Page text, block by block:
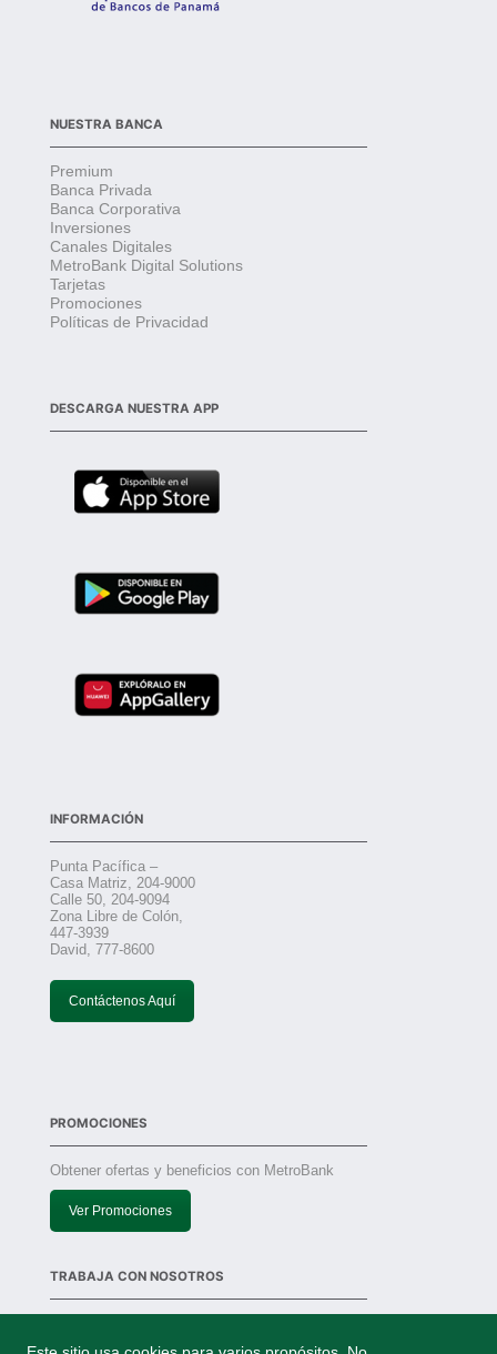
NUESTRA BANCA
Premium
Banca Privada
Banca Corporativa
Inversiones
Canales Digitales
MetroBank Digital Solutions
Tarjetas
Promociones
Políticas de Privacidad
DESCARGA NUESTRA APP
INFORMACIÓN
Punta Pacífica –
Casa Matriz, 204-9000
Calle 50, 204-9094
Zona Libre de Colón,
447-3939
David, 777-8600
Contáctenos Aquí
PROMOCIONES
Obtener ofertas y beneficios con MetroBank
Ver Promociones
TRABAJA CON NOSOTROS